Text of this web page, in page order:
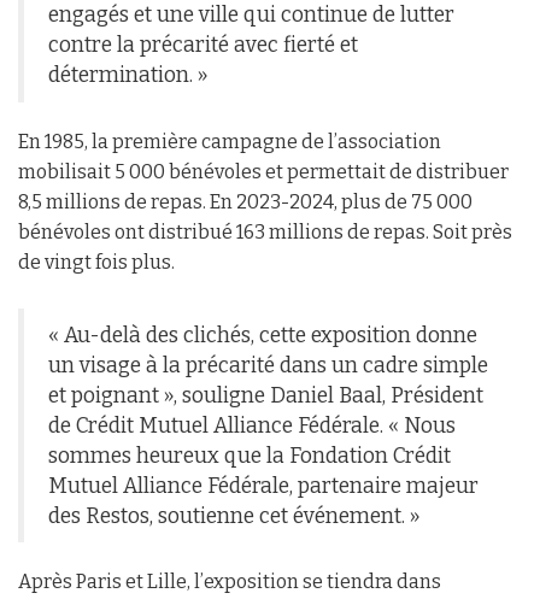
engagés et une ville qui continue de lutter
contre la précarité avec fierté et
détermination. »
En 1985, la première campagne de l’association
mobilisait 5 000 bénévoles et permettait de distribuer
8,5 millions de repas. En 2023-2024, plus de 75 000
bénévoles ont distribué 163 millions de repas. Soit près
de vingt fois plus.
« Au-delà des clichés, cette exposition donne
un visage à la précarité dans un cadre simple
et poignant », souligne Daniel Baal, Président
de Crédit Mutuel Alliance Fédérale. « Nous
sommes heureux que la Fondation Crédit
Mutuel Alliance Fédérale, partenaire majeur
des Restos, soutienne cet événement. »
Après Paris et Lille, l’exposition se tiendra dans